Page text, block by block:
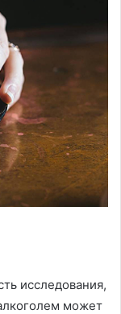
исследования,
может